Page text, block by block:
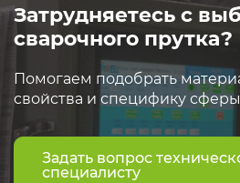
Затрудняетесь с
сварочного прутка?
Помогаем подобрать
свойства и специфику
Задать вопрос
специалисту